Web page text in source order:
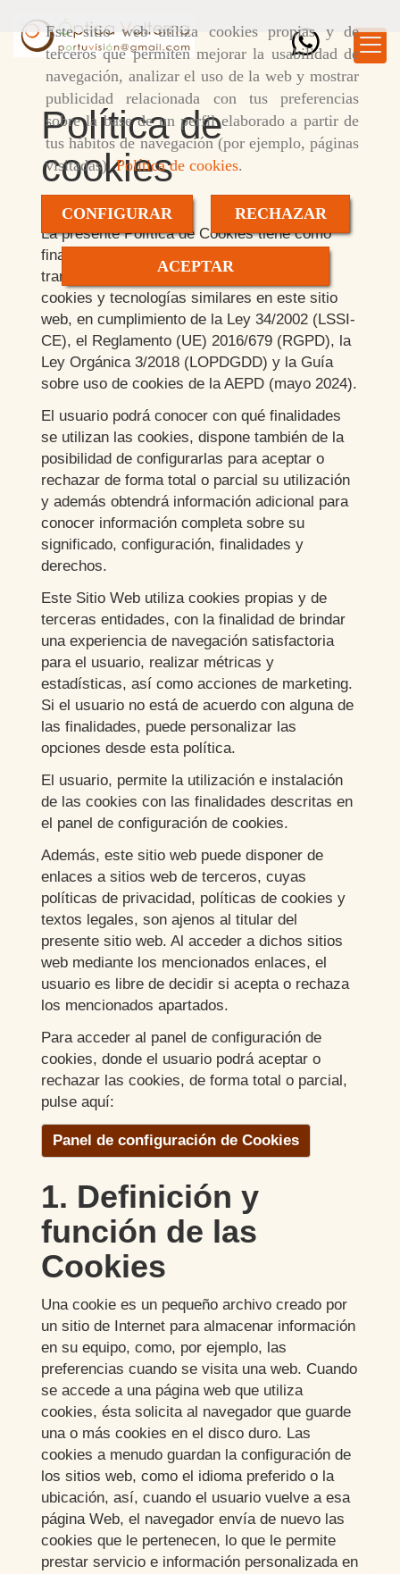
Este sitio web utiliza cookies propias y de
terceros que permiten mejorar la usabilidad de
navegación, analizar el uso de la web y mostrar
publicidad relacionada con tus preferencias
sobre la base de un perfil elaborado a partir de
tus hábitos de navegación (por ejemplo, páginas
visitadas).Política de cookies.
CONFIGURAR RECHAZAR
ACEPTAR
Política de
cookies
La presente Política de Cookies tiene como
finalidad informar de manera clara,
transparente y accesible sobre el uso de
cookies y tecnologías similares en este sitio
web, en cumplimiento de la Ley 34/2002 (LSSI-
CE), el Reglamento (UE) 2016/679 (RGPD), la
Ley Orgánica 3/2018 (LOPDGDD) y la Guía
sobre uso de cookies de la AEPD (mayo 2024).
El usuario podrá conocer con qué finalidades
se utilizan las cookies, dispone también de la
posibilidad de configurarlas para aceptar o
rechazar de forma total o parcial su utilización
y además obtendrá información adicional para
conocer información completa sobre su
significado, configuración, finalidades y
derechos.
Este Sitio Web utiliza cookies propias y de
terceras entidades, con la finalidad de brindar
una experiencia de navegación satisfactoria
para el usuario, realizar métricas y
estadísticas, así como acciones de marketing.
Si el usuario no está de acuerdo con alguna de
las finalidades, puede personalizar las
opciones desde esta política.
El usuario, permite la utilización e instalación
de las cookies con las finalidades descritas en
el panel de configuración de cookies.
Además, este sitio web puede disponer de
enlaces a sitios web de terceros, cuyas
políticas de privacidad, políticas de cookies y
textos legales, son ajenos al titular del
presente sitio web. Al acceder a dichos sitios
web mediante los mencionados enlaces, el
usuario es libre de decidir si acepta o rechaza
los mencionados apartados.
Para acceder al panel de configuración de
cookies, donde el usuario podrá aceptar o
rechazar las cookies, de forma total o parcial,
pulse aquí:
Panel de configuración de Cookies
1. Definición y
función de las
Cookies
Una cookie es un pequeño archivo creado por
un sitio de Internet para almacenar información
en su equipo, como, por ejemplo, las
preferencias cuando se visita una web. Cuando
se accede a una página web que utiliza
cookies, ésta solicita al navegador que guarde
una o más cookies en el disco duro. Las
cookies a menudo guardan la configuración de
los sitios web, como el idioma preferido o la
ubicación, así, cuando el usuario vuelve a esa
página Web, el navegador envía de nuevo las
cookies que le pertenecen, lo que le permite
prestar servicio e información personalizada en